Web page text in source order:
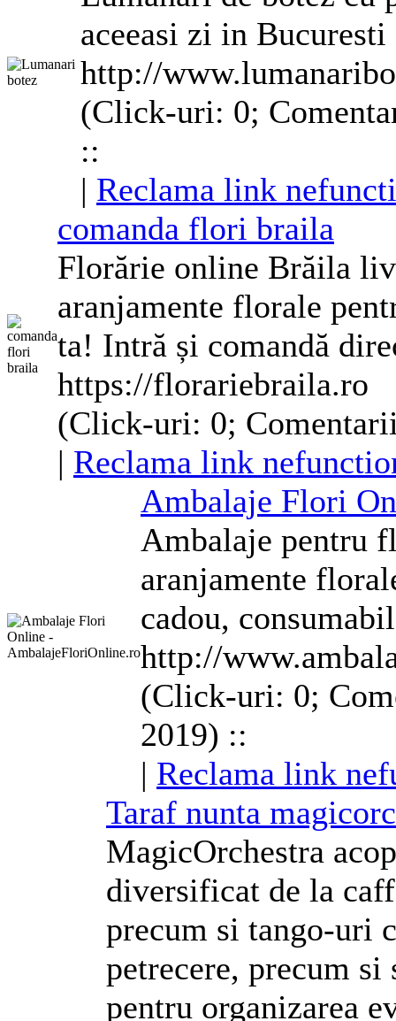
aceeasi zi in Bucuresti
http://
(Click-uri: 0;
::
| Reclama link
comanda flori braila
Florărie online Brăila
aranjamente florale
ta! Intră și comandă
https://florariebraila.ro
(Click-uri: 0;
| Reclama link
Ambalaje Flori
Ambalaje pentru
aranjamente
cadou,
http://
(Click-uri: 0;
2019) ::
| Reclama link
Taraf nunta
MagicOrchestra
diversificat de la
precum si tango-uri
petrecere, precum
pentru organizarea